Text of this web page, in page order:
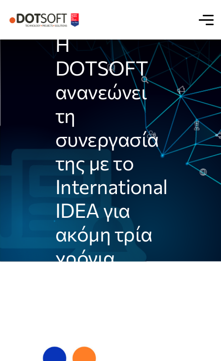
Η
DOTSOFT
ανανεώνει
τη
συνεργασία
της με το
International
IDEA για
ακόμη τρία
χρόνια